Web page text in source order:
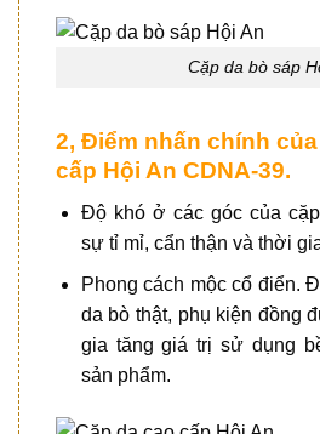
Cặp da bò sáp
2, Điểm nhấn chính
cấp Hội An CDNA-39.
Độ khó ở các góc của
sự tỉ mỉ, cẩn thận và thời
Phong cách mộc cổ điển.
da bò thật, phụ kiện đồng
gia tăng giá trị sử dụng
sản phẩm.